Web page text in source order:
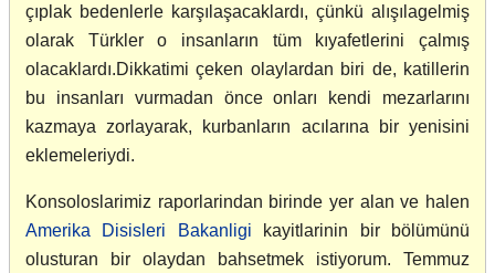
çıplak bedenlerle karşılaşacaklardı, çünkü alışılagelmiş
olarak Türkler o insanların tüm kıyafetlerini çalmış
olacaklardı.Dikkatimi çeken olaylardan biri de, katillerin
bu insanları vurmadan önce onları kendi mezarlarını
kazmaya zorlayarak, kurbanların acılarına bir yenisini
eklemeleriydi.
Konsoloslarimiz raporlarindan birinde yer alan ve halen
Amerika Disisleri Bakanligi kayitlarinin bir bölümünü
olusturan bir olaydan bahsetmek istiyorum. Temmuz